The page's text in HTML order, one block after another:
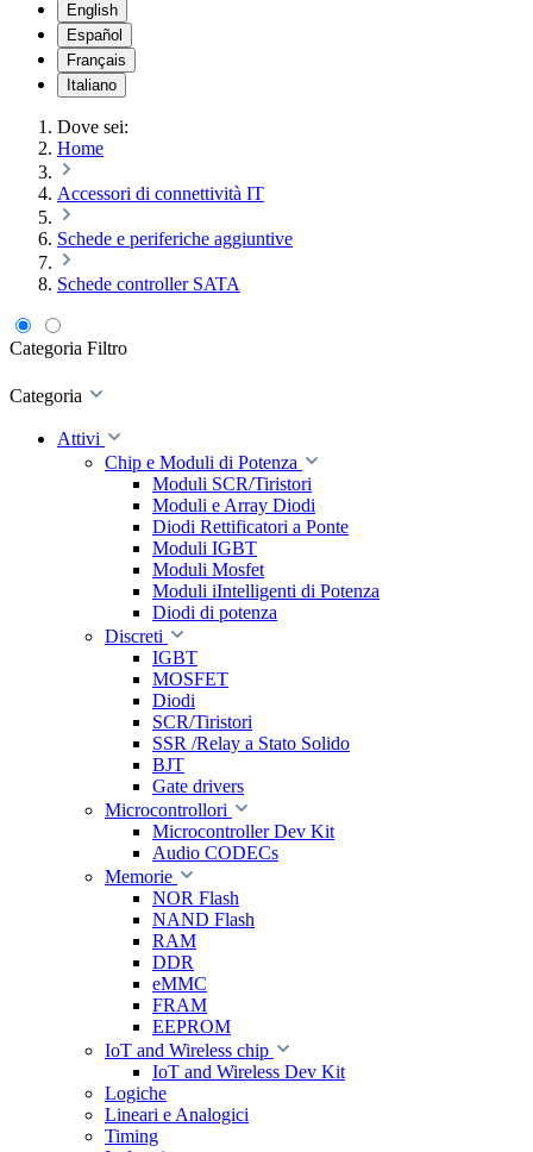
English
Español
Français
Italiano
Dove sei:
Home
Accessori di connettività IT
Schede e periferiche aggiuntive
Schede controller SATA
Categoria Filtro
Categoria
Attivi
Chip e Moduli di Potenza
Moduli SCR/Tiristori
Moduli e Array Diodi
Diodi Rettificatori a Ponte
Moduli IGBT
Moduli Mosfet
Moduli iIntelligenti di Potenza
Diodi di potenza
Discreti
IGBT
MOSFET
Diodi
SCR/Tiristori
SSR /Relay a Stato Solido
BJT
Gate drivers
Microcontrollori
Microcontroller Dev Kit
Audio CODECs
Memorie
NOR Flash
NAND Flash
RAM
DDR
eMMC
FRAM
EEPROM
IoT and Wireless chip
IoT and Wireless Dev Kit
Logiche
Lineari e Analogici
Timing